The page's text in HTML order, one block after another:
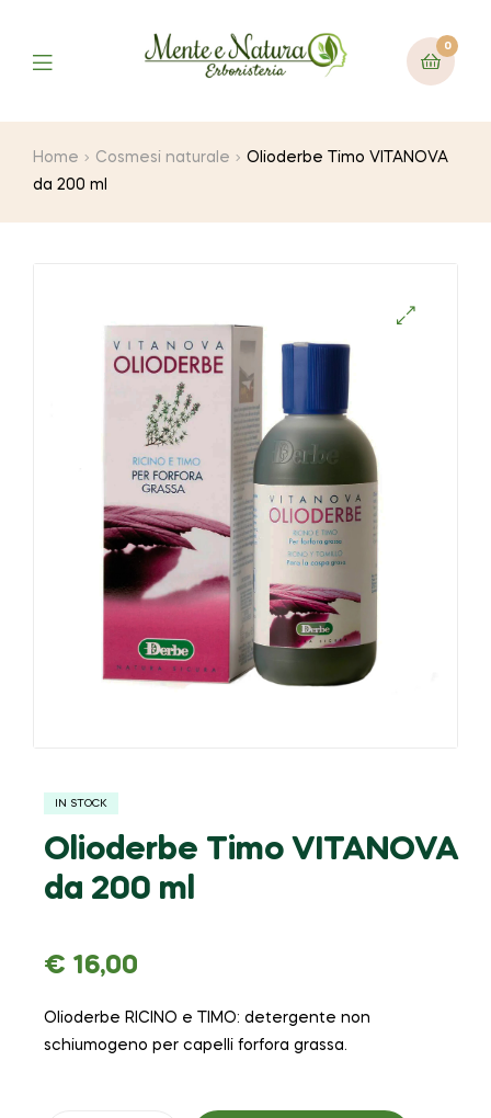
0
Home Cosmesi naturale
Olioderbe Timo VITANOVA
da 200 ml
IN STOCK
Olioderbe Timo VITANOVA
da 200 ml
€ 16,00
Olioderbe RICINO e TIMO: detergente non
schiumogeno per capelli forfora grassa.